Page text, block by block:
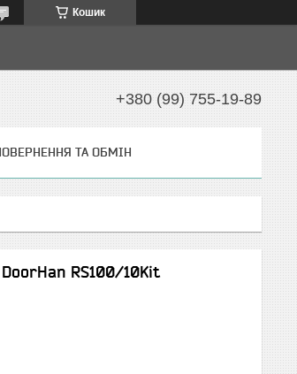
Кошик
+380 (99) 755-19-89
ТА ОБМІН
RS100/10Kit